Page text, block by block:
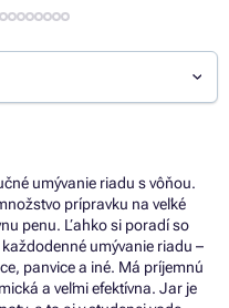
umývanie riadu s vôňou.
prípravku na veľké
penu. Ľahko si poradí so
umývanie riadu –
panvice a iné. Má príjemnú
a veľmi efektívna. Jar je